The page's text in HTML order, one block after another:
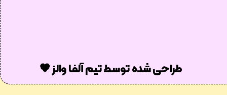
طراحی شده توسط تیم آلفا والز 🖤